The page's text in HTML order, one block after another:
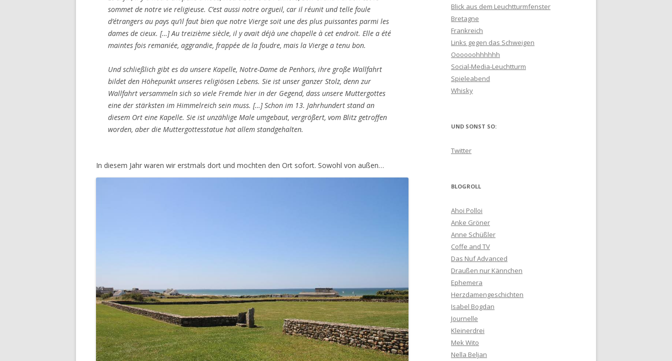
sommet de notre vie religieuse. C’est aussi notre orgueil, car il réunit und telle foule
d’étrangers au pays qu’il faut bien que notre Vierge soit une des plus puissantes parmi les
dames de cieux. […] Au treizième siècle, il y avait déjà une chapelle à cet endroit. Elle a été
maintes fois remaniée, aggrandie, frappée de la foudre, mais la Vierge a tenu bon.
Und schließlich gibt es da unsere Kapelle, Notre-Dame de Penhors, ihre große Wallfahrt
bildet den Höhepunkt unseres religiösen Lebens. Sie ist unser ganzer Stolz, denn zur
Wallfahrt versammeln sich so viele Fremde hier in der Gegend, dass unsere Muttergottes
eine der stärksten im Himmelreich sein muss. […] Schon im 13. Jahrhundert stand an
diesem Ort eine Kapelle. Sie ist unzählige Male umgebaut, vergrößert, vom Blitz getroffen
worden, aber die Muttergottesstatue hat allem standgehalten.
In diesem Jahr waren wir erstmals dort und mochten den Ort sofort. Sowohl von außen…
Blick aus dem Leuchtturmfenster
Bretagne
Frankreich
Links gegen das Schweigen
Oooooohhhhhh
Social-Media-Leuchtturm
Spieleabend
Whisky
UND SONST SO:
Twitter
BLOGROLL
Ahoi Polloi
Anke Gröner
Anne Schüßler
Coffe and TV
Das Nuf Advanced
Draußen nur Kännchen
Ephemera
Herzdamengeschichten
Isabel Bogdan
Journelle
Kleinerdrei
Mek Wito
Nella Beljan